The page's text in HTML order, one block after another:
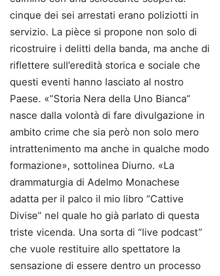
cinque dei sei arrestati erano poliziotti in
servizio. La pièce si propone non solo di
ricostruire i delitti della banda, ma anche di
riflettere sull’eredità storica e sociale che
questi eventi hanno lasciato al nostro
Paese. «”Storia Nera della Uno Bianca”
nasce dalla volontà di fare divulgazione in
ambito crime che sia però non solo mero
intrattenimento ma anche in qualche modo
formazione», sottolinea Diurno. «La
drammaturgia di Adelmo Monachese
adatta per il palco il mio libro “Cattive
Divise” nel quale ho già parlato di questa
triste vicenda. Una sorta di “live podcast”
che vuole restituire allo spettatore la
sensazione di essere dentro un processo